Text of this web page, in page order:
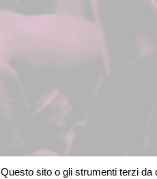
Questo sito o gli strumenti terzi da